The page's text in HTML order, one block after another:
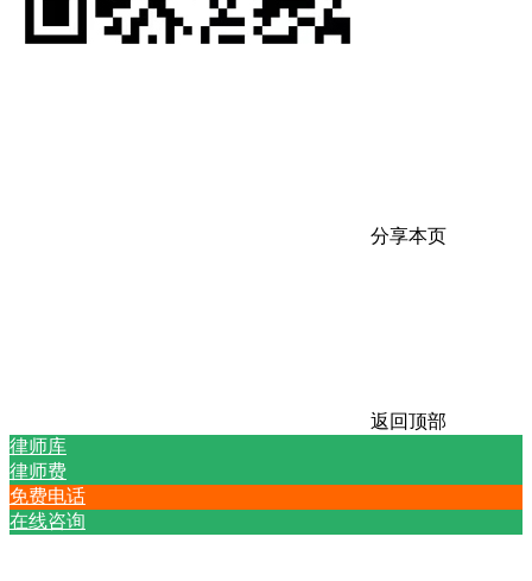
分享本页
返回顶部
律师库
律师费
免费电话
在线咨询